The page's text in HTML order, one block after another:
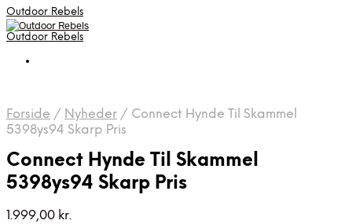
Outdoor Rebels
Outdoor Rebels
Forside / Nyheder / Connect Hynde Til Skammel
5398ys94 Skarp Pris
Connect Hynde Til Skammel
5398ys94 Skarp Pris
1.999,00 kr.